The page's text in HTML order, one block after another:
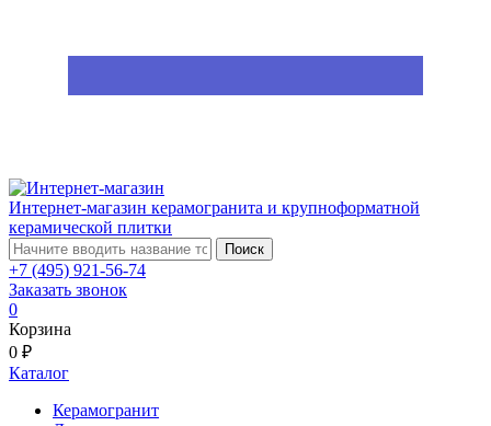
Интернет-магазин керамогранита и крупноформатной
керамической плитки
Поиск
+7 (495) 921-56-74
Заказать звонок
0
Корзина
0 ₽
Каталог
Керамогранит